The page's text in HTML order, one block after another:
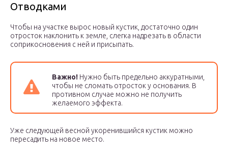
Отводками
Чтобы на участке вырос новый кустик, достаточно один
отросток наклонить к земле, слегка надрезать в области
соприкосновения с ней и присыпать.
Важно! Нужно быть предельно аккуратными,
чтобы не сломать отросток у основания. В
противном случае можно не получить
желаемого эффекта.
Уже следующей весной укоренившийся кустик можно
пересадить на новое место.